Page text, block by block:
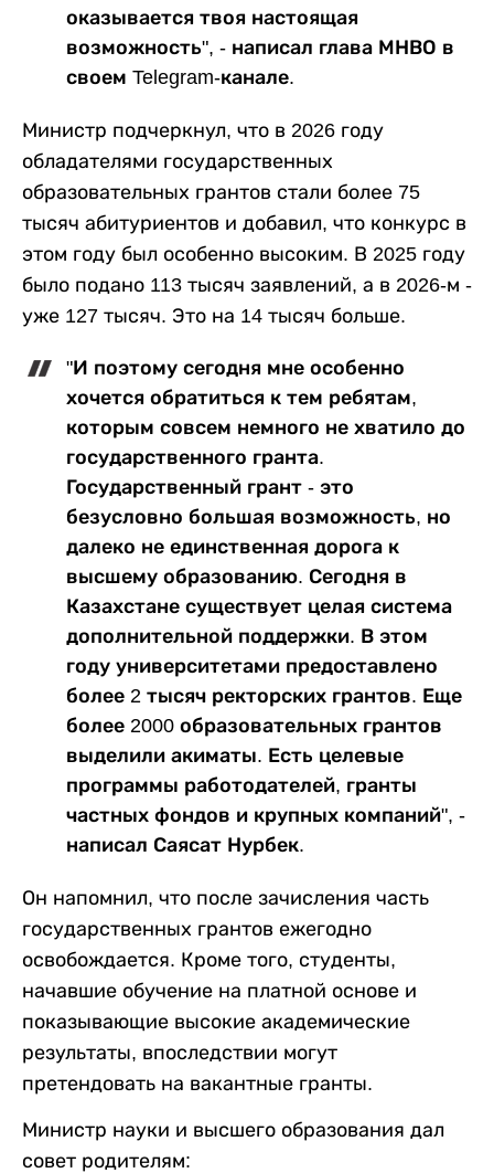
оказывается твоя настоящая
возможность", - написал глава МНВО в
своем Telegram-канале.
Министр подчеркнул, что в 2026 году
обладателями государственных
образовательных грантов стали более 75
тысяч абитуриентов и добавил, что конкурс в
этом году был особенно высоким. В 2025 году
было подано 113 тысяч заявлений, а в 2026-м -
уже 127 тысяч. Это на 14 тысяч больше.
"И поэтому сегодня мне особенно
хочется обратиться к тем ребятам,
которым совсем немного не хватило до
государственного гранта.
Государственный грант - это
безусловно большая возможность, но
далеко не единственная дорога к
высшему образованию. Сегодня в
Казахстане существует целая система
дополнительной поддержки. В этом
году университетами предоставлено
более 2 тысяч ректорских грантов. Еще
более 2000 образовательных грантов
выделили акиматы. Есть целевые
программы работодателей, гранты
частных фондов и крупных компаний", -
написал Саясат Нурбек.
Он напомнил, что после зачисления часть
государственных грантов ежегодно
освобождается. Кроме того, студенты,
начавшие обучение на платной основе и
показывающие высокие академические
результаты, впоследствии могут
претендовать на вакантные гранты.
Министр науки и высшего образования дал
совет родителям: